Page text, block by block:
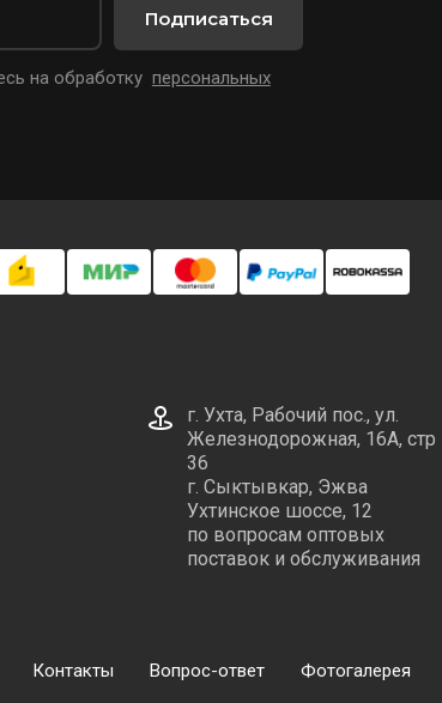
на обработку персональных
Подписаться
г. Ухта, Рабочий пос., ул.
Железнодорожная, 16А, стр
36
г. Сыктывкар, Эжва
Ухтинское шоссе, 12
по вопросам оптовых
поставок и обслуживания
Контакты Вопрос-ответ Фотогалерея